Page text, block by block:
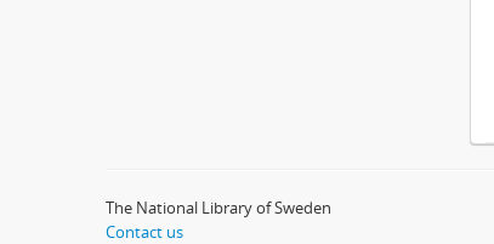
The National Library of Sweden
Contact us